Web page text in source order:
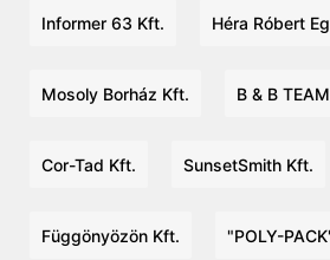
Informer 63 Kft. Héra Róbert
Mosoly Borház Kft. B & B
Cor-Tad Kft. SunsetSmith Kft.
Függönyözön Kft. "POLY-